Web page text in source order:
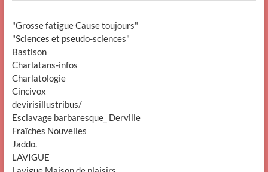
"Grosse fatigue Cause toujours"
"Sciences et pseudo-sciences"
Bastison
Charlatans-infos
Charlatologie
Cincivox
devirisillustribus/
Esclavage barbaresque_ Derville
Fraîches Nouvelles
Jaddo.
LAVIGUE